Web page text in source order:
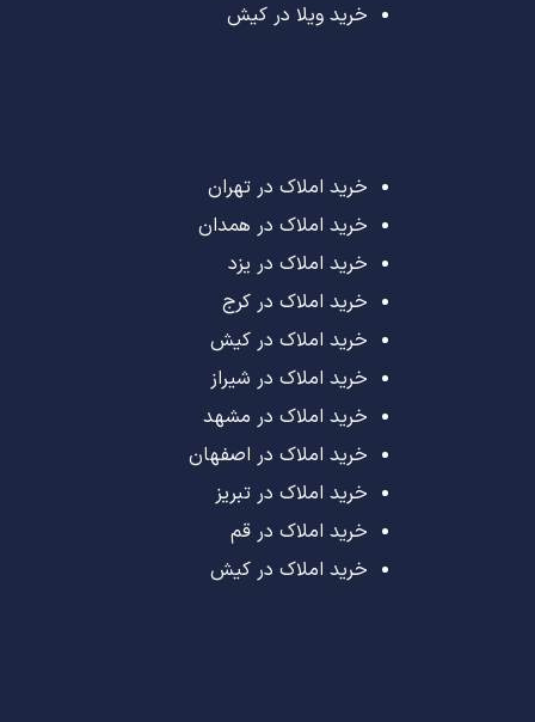
خرید ویلا در کیش
خرید املاک در تهران
خرید املاک در همدان
خرید املاک در یزد
خرید املاک در کرج
خرید املاک در کیش
خرید املاک در شیراز
خرید املاک در مشهد
خرید املاک در اصفهان
خرید املاک در تبریز
خرید املاک در قم
خرید املاک در کیش